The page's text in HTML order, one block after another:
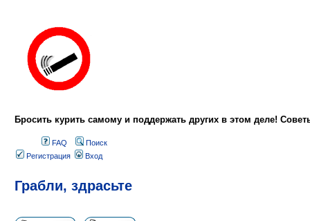
Бросить курить самому и поддержать других в этом деле!
FAQ
Поиск
Регистрация
Вход
Грабли, здрасьте